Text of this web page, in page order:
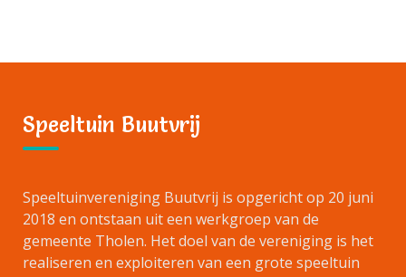
Speeltuin Buutvrij
Speeltuinvereniging Buutvrij is opgericht op 20 juni
2018 en ontstaan uit een werkgroep van de
gemeente Tholen. Het doel van de vereniging is het
realiseren en exploiteren van een grote speeltuin